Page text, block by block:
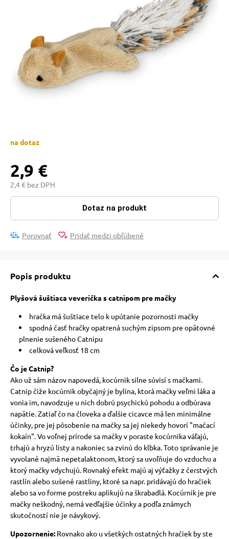
psov
pre psov
a ohlávky
so psom
poukazy
vitamíny
na dotaz
2,9 €
2,4 € bez DPH
Dotaz na produkt
Porovnať Pridať medzi obľúbené
Popis produktu
Plyšová šuštiaca veverička s catnipom pre mačky
hračka má šuštiace telo k upútanie pozornosti mačky
spodná časť hračky opatrená suchým zipsom pre opätovné
plnenie sušeného Catnipu
celková veľkosť 18 cm
Čo je Catnip?
Ako už sám názov napovedá, kocúrnik silne súvisí s mačkami.
Catnip čiže kocúrnik obyčajný je bylina, ktorá mačky veľmi láka a
vonia im, navodzuje u nich dobrú psychickú pohodu a odbúrava
napätie. Zatiaľ čo na človeka a ďalšie cicavce má len minimálne
účinky, pre jej pôsobenie na mačky sa jej niekedy hovorí "mačací
kokaín". Vo voľnej prírode sa mačky v poraste kocúrnika váľajú,
trhajú a hryzú listy a nakoniec sa zvinú do klbka. Toto správanie je
vyvolané najmä nepetalaktonom, ktorý sa uvoľňuje do vzduchu a
ktorý mačky vdychujú. Rovnaký efekt majú aj výťažky z čerstvých
rastlín alebo sušené rastliny, ktoré sa napr. pridávajú do hračiek
alebo sa vo forme postreku aplikujú na škrabadlá. Kocúrnik je pre
mačky neškodný, nemá vedľajšie účinky a podľa známych
skutočností nie je návykový.
Upozornenie:Rovnako ako u všetkých ostatných hračiek by ste